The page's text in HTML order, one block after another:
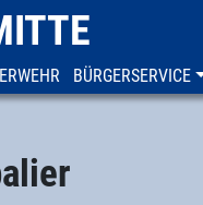
BÜRGERSERVICE